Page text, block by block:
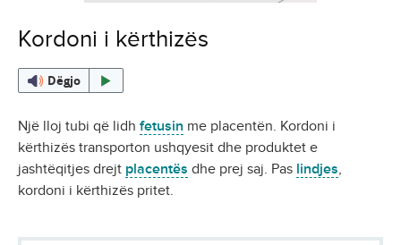
Kordoni i kërthizës
Dëgjo
Një lloj tubi që lidh fetusin me placentën. Kordoni i
kërthizës transporton ushqyesit dhe produktet e
jashtëqitjes drejt placentës dhe prej saj. Pas lindjes
kordoni i kërthizës pritet.